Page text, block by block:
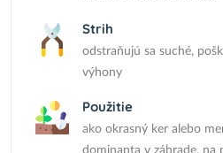
Strih
odstraňujú sa suché,
výhony
Použitie
ako okrasný ker alebo
dominanta v záhrade, na